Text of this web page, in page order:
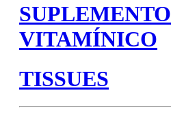
SUPLEMENTO
VITAMÍNICO
TISSUES